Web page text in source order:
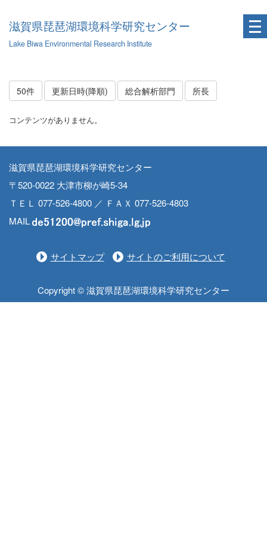
滋賀県琵琶湖環境科学研究センター
Lake Biwa Environmental Research Institute
50件 更新日時(降順) 総合解析部門 所長
コンテンツがありません。
滋賀県琵琶湖環境科学研究センター
〒520-0022 大津市柳が崎5-34
ＴＥＬ 077-526-4800 ／ ＦＡＸ 077-526-4803
MAIL
サイトマップ サイトのご利用について
Copyright © 滋賀県琵琶湖環境科学研究センター